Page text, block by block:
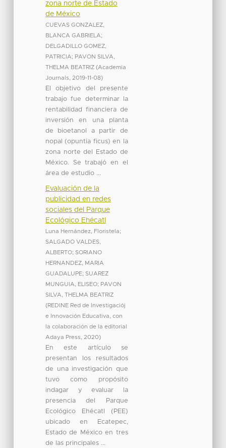
zona norte de Estado
de México
CUEVAS GONZALEZ,
BLANCA GABRIELA;
DELGADILLO GOMEZ,
PATRICIA; PAVON SILVA,
THELMA BEATRIZ (Academia
Journals
2019-11-08)
El objetivo del presente
trabajo fue determinar la
rentabilidad financiera de
inversión en una planta
de bioetanol a partir de
nopal (opuntia ficus) en la
zona norte del Estado de
México. Se trabajó en el
área de estudio ...
Evaluación de la
publicidad en redes
sociales del Parque
Ecológico Ehécatl
Luna Hernández, Floristela;
SALGADO VALDES,
ALBERTO; SORIANO
HERNANDEZ, MARIA
GUADALUPE; SUAREZ
MUNGUIA, ELISEO; PAVON
SILVA, THELMA BEATRIZ
(REDINE Red de Investigaciój
e Innovación Educativa, con
la colaboración de la editorial
Adaya Press
2020)
En este artículo se
presentan los resultados
de una investigación que
tuvo como propósito
indagar y evaluar la
presencia del Parque
Ecológico Ehécatl (PEE)
ubicado en Ecatepec,
Estado de México en tres
de las principales ...